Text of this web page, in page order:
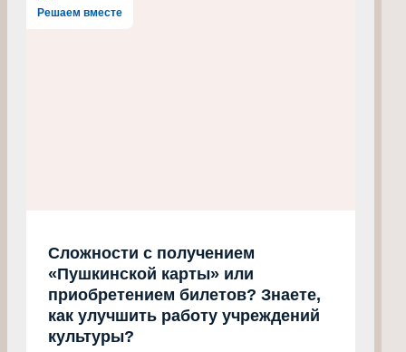
Решаем вместе
Сложности с получением
«Пушкинской карты» или
приобретением билетов? Знаете,
как улучшить работу учреждений
культуры?